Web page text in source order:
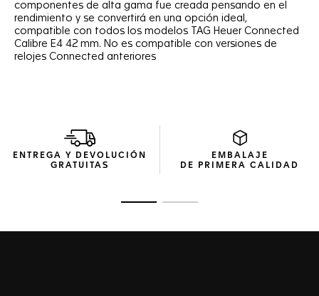
componentes de alta gama fue creada pensando en el
rendimiento y se convertirá en una opción ideal,
compatible con todos los modelos TAG Heuer Connected
Calibre E4 42 mm. No es compatible con versiones de
relojes Connected anteriores
ENTREGA Y DEVOLUCIÓN
GRATUITAS
EMBALAJE
DE PRIMERA CALIDAD